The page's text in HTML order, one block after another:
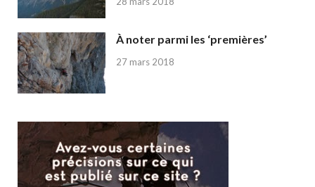
À noter parmi les ‘premières’
27 mars 2018